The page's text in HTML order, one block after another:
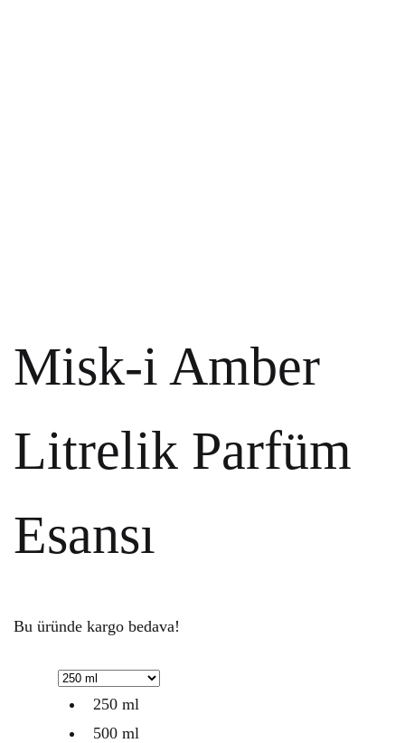
Misk-i Amber
Litrelik Parfüm
Esansı
Bu üründe kargo bedava!
250 ml
500 ml